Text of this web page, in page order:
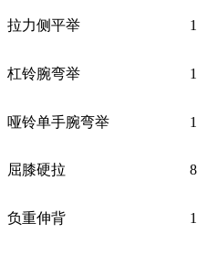
拉力侧平举
杠铃腕弯举
哑铃单手腕弯举
屈膝硬拉
负重伸背